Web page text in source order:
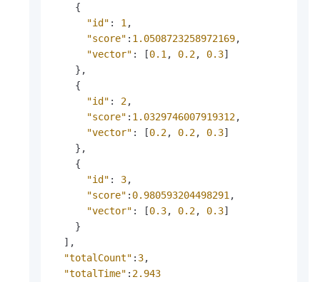
{
"id" : 1 ,
"score" : 1.0508723258972169,
"vector" : [0.1 , 0.2, 0.3]
} ,
{
"id" : 2,
"score" : 1.0329746007919312,
"vector" : [0.2, 0.2, 0.3]
} ,
{
"id" : 3,
"score" : 0.980593204498291 ,
"vector" : [0.3, 0.2, 0.3]
}
] ,
"totalCount" : 3,
"totalTime" : 2.943